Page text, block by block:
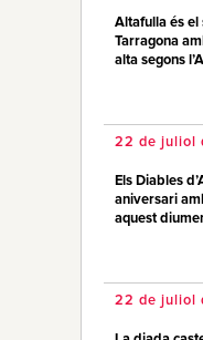
Altafulla és el
Tarragona
alta segons
22 de juliol
Els Diables
aniversari
aquest
22 de juliol